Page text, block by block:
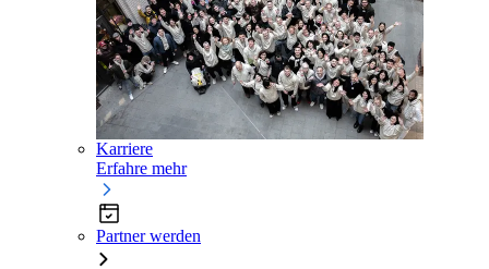
Karriere
Erfahre mehr
Partner werden